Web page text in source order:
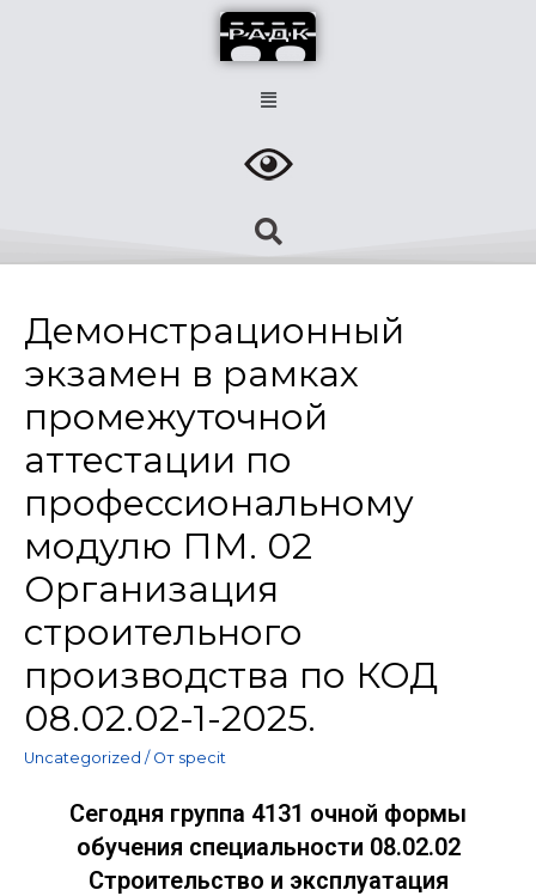
Демонстрационный
экзамен в рамках
промежуточной
аттестации по
профессиональному
модулю ПМ. 02
Организация
строительного
производства по КОД
08.02.02-1-2025.
Uncategorized / От specit
Сегодня группа 4131 очной формы
обучения специальности 08.02.02
Строительство и эксплуатация